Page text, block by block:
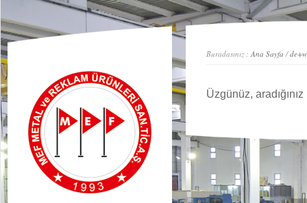
займ онлайн
Buradasınız :Ana Sayfa /
Üzgünüz,